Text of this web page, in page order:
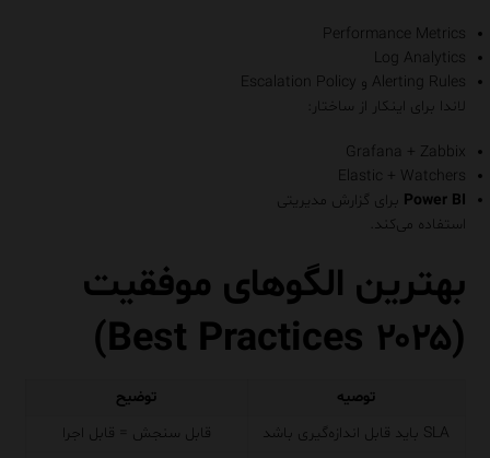
Performance Metrics
Log Analytics
Alerting Rules و Escalation Policy
لاندا برای اینکار از ساختار:
Grafana + Zabbix
Elastic + Watchers
Power BI برای گزارش مدیریتی
استفاده می‌کند.
بهترین الگوهای موفقیت
(Best Practices ۲۰۲۵)
توصیه
توضیح
SLA باید قابل اندازه‌گیری باشد
قابل سنجش = قابل اجرا